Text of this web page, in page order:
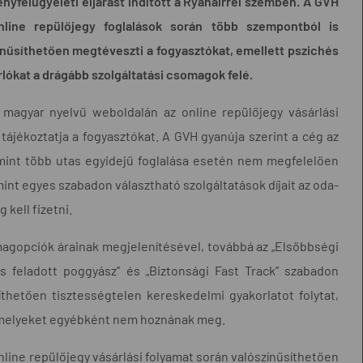
repülőjegy foglalások során több szempontból is
megtéveszti a fogyasztókat, emellett pszichés
a drágább szolgáltatási csomagok felé.
nyelvű weboldalán az online repülőjegy vásárlási
a fogyasztókat. A GVH gyanúja szerint a cég az
több utas egyidejű foglalása esetén nem megfelelően
egyes szabadon választható szolgáltatások díjait az oda-
kell fizetni.
árainak megjelenítésével, továbbá az „Elsőbbségi
poggyász” és „Biztonsági Fast Track” szabadon
tisztességtelen kereskedelmi gyakorlatot folytat,
egyébként nem hoznának meg.
repülőjegy vásárlási folyamat során valószínűsíthetően